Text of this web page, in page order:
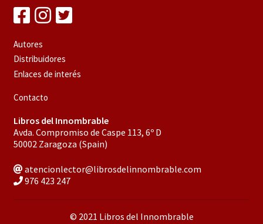
Autores
Distribuidores
Enlaces de interés
Contacto
Libros del Innombrable
Avda. Compromiso de Caspe 113, 6º D
50002 Zaragoza (Spain)
atencionlector@librosdelinnombrable.com
976 423 247
© 2021 Libros del Innombrable